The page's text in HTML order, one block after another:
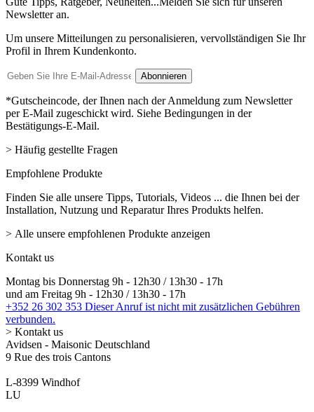
Newsletter an.
Um unsere Mitteilungen zu personalisieren, vervollständigen Sie Ihr
Profil in Ihrem Kundenkonto.
E-
Adresse
Abonnieren
*Gutscheincode, der Ihnen nach der Anmeldung zum Newsletter
per E-Mail zugeschickt wird. Siehe Bedingungen in der
Bestätigungs-E-Mail.
> Häufig gestellte Fragen
Empfohlene Produkte
Finden Sie alle unsere Tipps, Tutorials, Videos ... die Ihnen bei der
Installation, Nutzung und Reparatur Ihres Produkts helfen.
> Alle unsere empfohlenen Produkte anzeigen
Kontakt us
Montag bis Donnerstag 9h - 12h30 / 13h30 - 17h
und am Freitag 9h - 12h30 / 13h30 - 17h
+352 26 302 353 Dieser Anruf ist nicht mit zusätzlichen Gebühren
verbunden.
> Kontakt us
Avidsen - Maisonic Deutschland
9 Rue des trois Cantons
L-8399 Windhof
LU